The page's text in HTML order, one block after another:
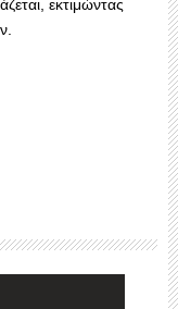
εκτιμώντας